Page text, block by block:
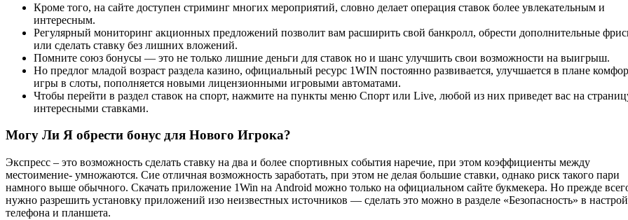
Кроме того, на сайте доступен стриминг многих мероприятий, словно делает операция ставок более увлекательным и
интересным.
Регулярный мониторинг акционных предложений позволит вам расширить свой банкролл, обрести дополнительные
или сделать ставку без лишних вложений.
Помните союз бонусы — это не только лишние ден͏ьги для ставок но и шанс улучшить свои воз͏мо͏жности на вы͏игрыш.
Но предлог младой возраст раздела казино, официальный ресурс 1WIN постоянно развивается, улучшается в плане
игры в слоты, пополняется новыми лицензионными игровыми автоматами.
Чтобы перейти в раздел ставок на спорт, нажмите на пункты меню Спорт или Live, любой из них приведет вас на
интересными ставками.
Могу Ли Я обрести бонус для Нового Игрока?
Экспресс – это возможность сделать ставку на два и более спортивных события наречие, при этом коэффициенты между
местоимение- умножаются. Сие отличная возможность заработать, при этом не делая большие ставки, однако риск такого пари
намного выше обычного. Скачать приложение 1Win на Android можно только на официальном сайте букмекера. Но прежде
нужно разрешить установку приложений изо неизвестных источников — сделать это можно в разделе «Безопасность» в
телефона и планшета.